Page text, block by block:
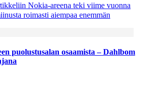
Nokia-areena teki viime vuonna
roimasti aiempaa enemmän
puolustusalan osaamista – Dahlbom